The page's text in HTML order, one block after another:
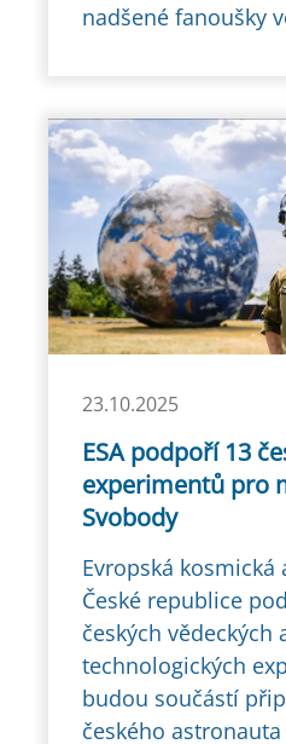
nadšené fanoušky
23.10.2025
ESA podpoří 13
experimentů pro
Svobody
Evropská kosmická
České republice
českých vědeckých
technologických
budou součástí
českého